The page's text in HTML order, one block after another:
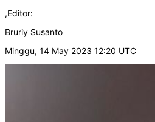
,Editor:
Bruriy Susanto
Minggu, 14 May 2023 12:20 UTC